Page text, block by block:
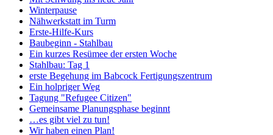
Winterpause
Nähwerkstatt im Turm
Erste-Hilfe-Kurs
Baubeginn - Stahlbau
Ein kurzes Resümee der ersten Woche
Stahlbau: Tag 1
erste Begehung im Babcock Fertigungszentrum
Ein holpriger Weg
Tagung "Refugee Citizen"
Gemeinsame Planungsphase beginnt
…es gibt viel zu tun!
Wir haben einen Plan!